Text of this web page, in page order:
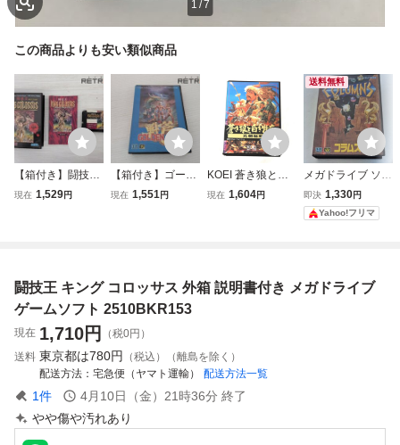
1 /7
この商品よりも安い類似商品
【箱付き】闘技王
キングコロッサス
現在 1,529円
【箱付き】ゴール
デンアックス メガ
現在 1,551円
KOEI 蒼き狼と白
き牝鹿 元朝秘史
現在 1,604円
送料無料
メガドライブ ソフ
ト コラムス 箱説
付
即決 1,330円
Yahoo!フリマ
闘技王 キング コロッサス 外箱 説明書付き メガドライブ
ゲームソフト 2510BKR153
現在 1,710円
（税0円）
送料 東京都は780円
（税込）（離島を除く）
配送方法
宅急便（ヤマト運輸） 配送方法一覧
1件 4月10日（金）21時36分 終了
やや傷や汚れあり